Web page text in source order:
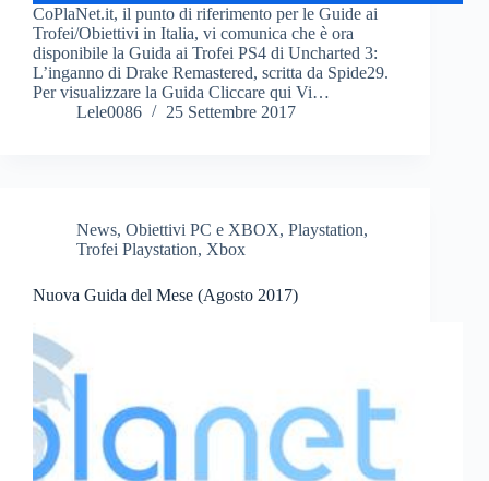
CoPlaNet.it, il punto di riferimento per le Guide ai
Trofei/Obiettivi in Italia, vi comunica che è ora
disponibile la Guida ai Trofei PS4 di Uncharted 3:
L’inganno di Drake Remastered, scritta da Spide29.
Per visualizzare la Guida Cliccare qui Vi…
Lele0086
25 Settembre 2017
News, Obiettivi PC e XBOX, Playstation,
Trofei Playstation, Xbox
Nuova Guida del Mese (Agosto 2017)